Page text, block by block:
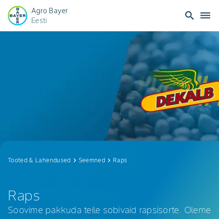
Agro Bayer
Eesti
search dehaze
Tooted & Lahendused keyboard_arrow_right Seemned keyboard_arrow_right Raps
Raps
Soovime pakkuda teile sobivaid rapsisorte. Oleme